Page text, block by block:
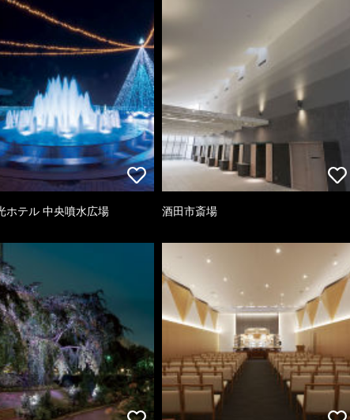
ホテル 中央噴水広場 酒田市斎場